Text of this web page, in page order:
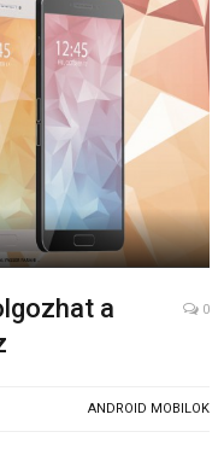
a
0
ANDROID MOBILOK